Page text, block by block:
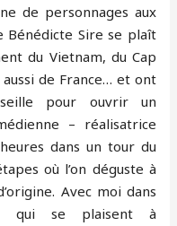
de personnages aux
Bénédicte Sire se plaît
du Vietnam, du Cap
de France… et ont
pour ouvrir un
– réalisatrice
dans un tour du
où l’on déguste à
Avec moi dans
qui se plaisent à